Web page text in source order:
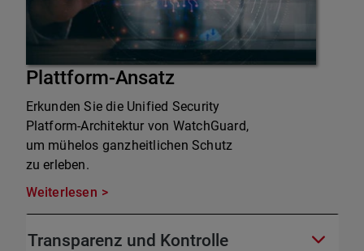
Plattform-Ansatz
Erkunden Sie die Unified Security
Platform-Architektur von WatchGuard,
um mühelos ganzheitlichen Schutz
zu erleben.
Weiterlesen
Transparenz und Kontrolle